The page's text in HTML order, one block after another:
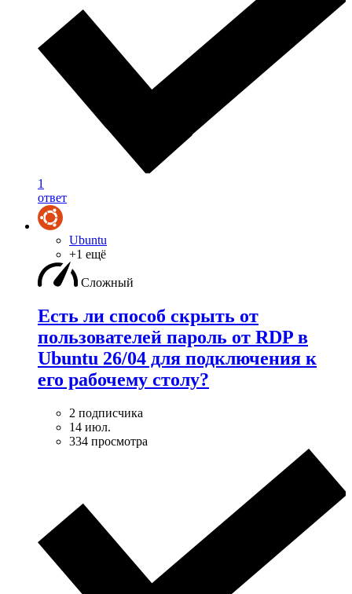
1
ответ
Ubuntu
+1 ещё
Сложный
Есть ли способ скрыть от
пользователей пароль от RDP в
Ubuntu 26/04 для подключения к
его рабочему столу?
2 подписчика
14 июл.
334 просмотра